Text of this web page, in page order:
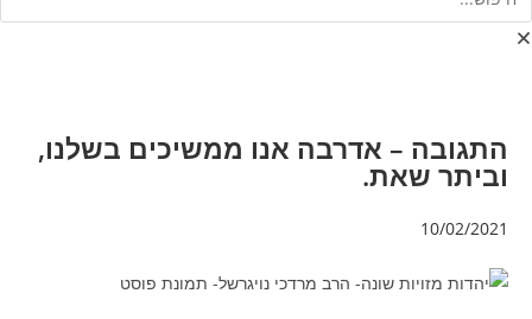
התגובה – אדרבה אנו ממשיכים בשלנו,
וביתר שאת.
10/02/2021